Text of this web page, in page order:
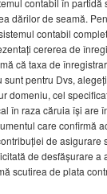
dărilor de seamă.
contabil
cererea de
că taxa de
pentru Dvs,
domeniu, cel
în raza căruia își are
care confirmă
de asigurare
de desfășurare a
scutirea de plata